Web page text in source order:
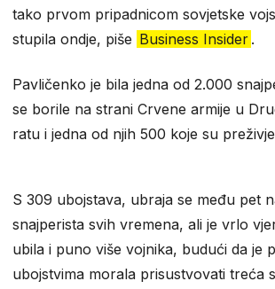
tako prvom pripadnicom sovjetske
stupila ondje, piše Business Insider .
Pavličenko je bila jedna od 2.000
se borile na strani Crvene armije u
ratu i jedna od njih 500 koje su
S 309 ubojstava, ubraja se među pet
snajperista svih vremena, ali je vrlo
ubila i puno više vojnika, budući da je
ubojstvima morala prisustvovati treća